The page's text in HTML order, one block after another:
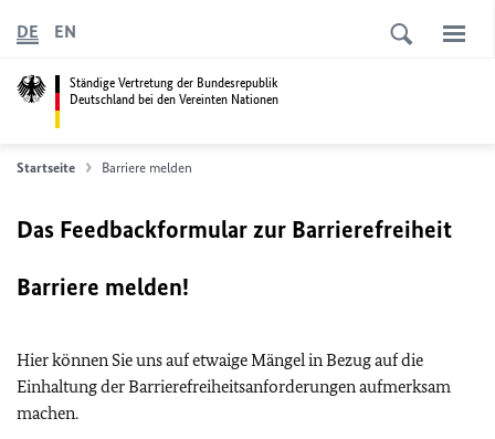
Ständige Vertretung der Bundesrepublik
Deutschland bei den Vereinten Nationen
DE EN
Startseite Barriere melden
Das Feedbackformular zur Barrierefreiheit
Barriere melden!
Hier können Sie uns auf etwaige Mängel in Bezug auf die
Einhaltung der Barrierefreiheitsanforderungen aufmerksam
machen.